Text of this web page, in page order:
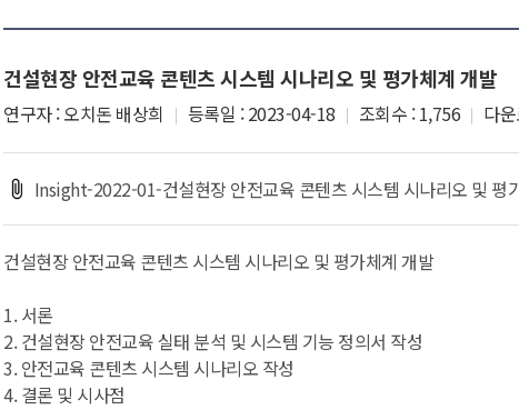
건설현장 안전교육 콘텐츠 시스템 시나리오 및 평가체계 개발
연구자 : 오치돈 배상희 등록일 : 2023-04-18 조회수 : 1,756 다
Insight-2022-01-건설현장 안전교육 콘텐츠 시스템 시나리오 및 평
건설현장 안전교육 콘텐츠 시스템 시나리오 및 평가체계 개발
1. 서론
2. 건설현장 안전교육 실태 분석 및 시스템 기능 정의서 작성
3. 안전교육 콘텐츠 시스템 시나리오 작성
4. 결론 및 시사점​